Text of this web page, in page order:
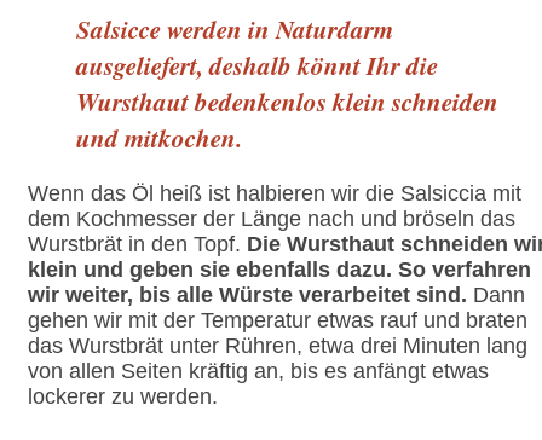
Salsicce werden in Naturdarm
ausgeliefert, deshalb könnt Ihr die
Wursthaut bedenkenlos klein schneiden
und mitkochen.
Wenn das Öl heiß ist halbieren wir die Salsiccia mit
dem Kochmesser der Länge nach und bröseln das
Wurstbrät in den Topf. Die Wursthaut schneiden
klein und geben sie ebenfalls dazu. So verfahren
wir weiter, bis alle Würste verarbeitet sind. Dann
gehen wir mit der Temperatur etwas rauf und braten
das Wurstbrät unter Rühren, etwa drei Minuten lang
von allen Seiten kräftig an, bis es anfängt etwas
lockerer zu werden.